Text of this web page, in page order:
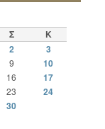
Σ Κ
2
3
9
10
16 17
23
24
30